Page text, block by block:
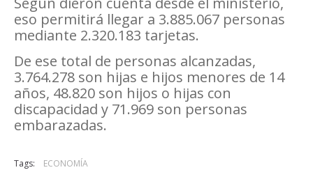
eso permitirá llegar a 3.885.067 personas
mediante 2.320.183 tarjetas.
De ese total de personas alcanzadas,
3.764.278 son hijas e hijos menores de 14
años, 48.820 son hijos o hijas con
discapacidad y 71.969 son personas
embarazadas.
Tags: ECONOMÍA